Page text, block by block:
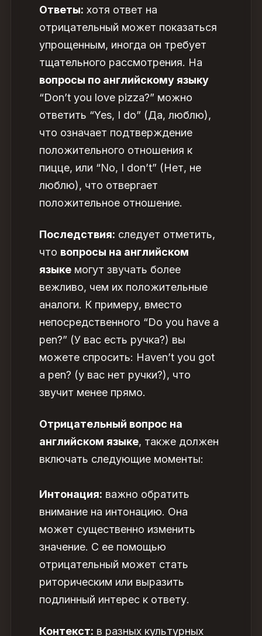
Ответы: хотя ответ на
отрицательный может показаться
упрощенным, иногда он требует
тщательного рассмотрения. На
вопросы по английскому языку
“Don’t you love pizza?” можно
ответить “Yes, I do” (Да, люблю),
что означает подтверждение
положительного отношения к
пицце, или “No, I don’t” (Нет, не
люблю), что отвергает
положительное отношение.
Последствия: следует отметить,
что вопросы на английском
языке могут звучать более
вежливо, чем их положительные
аналоги. К примеру, вместо
непосредственного “Do you have a
pen?” (У вас есть ручка?) вы
можете спросить: Haven’t you got
a pen? (у вас нет ручки?), что
звучит менее прямо.
Отрицательный вопрос на
английском языке, также должен
включать следующие моменты:
Интонация: важно обратить
внимание на интонацию. Она
может существенно изменить
значение. С ее помощью
отрицательный может стать
риторическим или выразить
подлинный интерес к ответу.
Контекст: в разных культурных